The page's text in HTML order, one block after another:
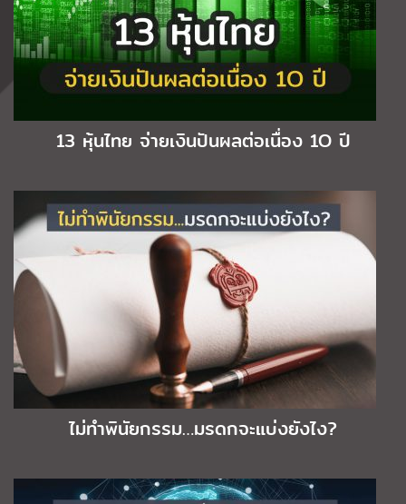
13 หุ้นไทย จ่ายเงินปันผลต่อเนื่อง 1O ปี
ไม่ทำพินัยกรรม…มรดกจะแบ่งยังไง?